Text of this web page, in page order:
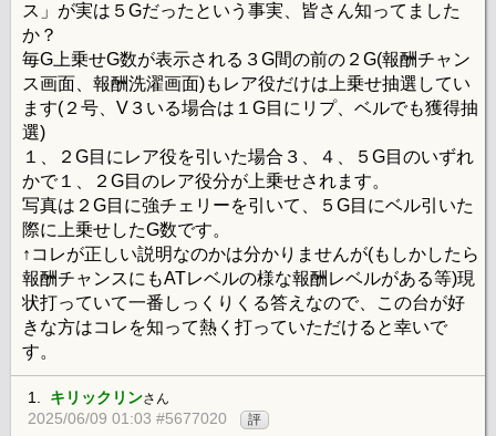
ス」が実は５Gだったという事実、皆さん知ってました
か？
毎G上乗せG数が表示される３G間の前の２G(報酬チャン
ス画面、報酬洗濯画面)もレア役だけは上乗せ抽選してい
ます(２号、V３いる場合は１G目にリプ、ベルでも獲得抽
選)
１、２G目にレア役を引いた場合３、４、５G目のいずれ
かで１、２G目のレア役分が上乗せされます。
写真は２G目に強チェリーを引いて、５G目にベル引いた
際に上乗せしたG数です。
↑コレが正しい説明なのかは分かりませんが(もしかしたら
報酬チャンスにもATレベルの様な報酬レベルがある等)現
状打っていて一番しっくりくる答えなので、この台が好
きな方はコレを知って熱く打っていただけると幸いで
す。
1. キリックリンさん
2025/06/09 01:03 #5677020 評